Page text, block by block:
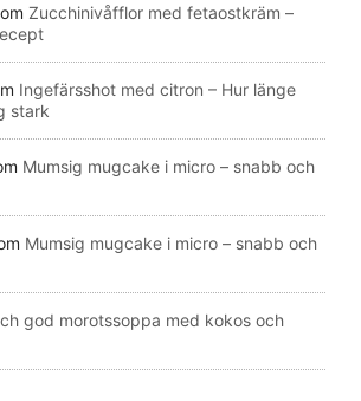
om Zucchinivåfflor med fetaostkräm –
Ingefärsshot med citron – Hur länge
stark
Mumsig mugcake i micro – snabb och
Mumsig mugcake i micro – snabb och
god morotssoppa med kokos och